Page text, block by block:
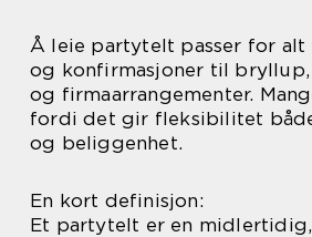
Å leie partytelt passer for alt
og konfirmasjoner til
og firmaarrangementer.
fordi det gir fleksibilitet
og beliggenhet.
En kort definisjon:
Et partytelt er en